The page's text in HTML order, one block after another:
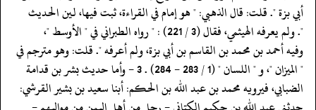
‏‏‏‏أبي بزة ". قلت: قال الذهبي: " هو إمام في القراءة، ثبت فيها، لين الحديث
‏‏‏‏". ولم يعرفه الهيثمي، فقال (3 / 221) : " رواه الطبراني في " الأوسط "،
‏‏‏‏وفيه أحمد بن محمد بن القاسم بن أبي بزة، ولم أعرفه ". قلت: وهو مترجم في
‏‏‏‏" الميزان "، و " اللسان " (1 / 283 - 284) . 3 - وأما حديث بشر بن قدامة
‏‏‏‏الضبابي، فيرويه محمد بن عبد الله بن الحكم: أبنا سعيد بن بشير القرشي: